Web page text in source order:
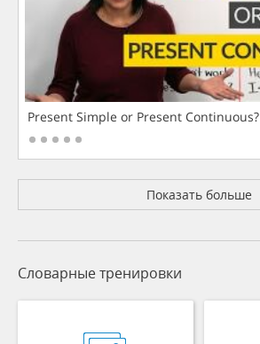
Present Simple or Present Continuous?
Показать больше
Словарные тренировки